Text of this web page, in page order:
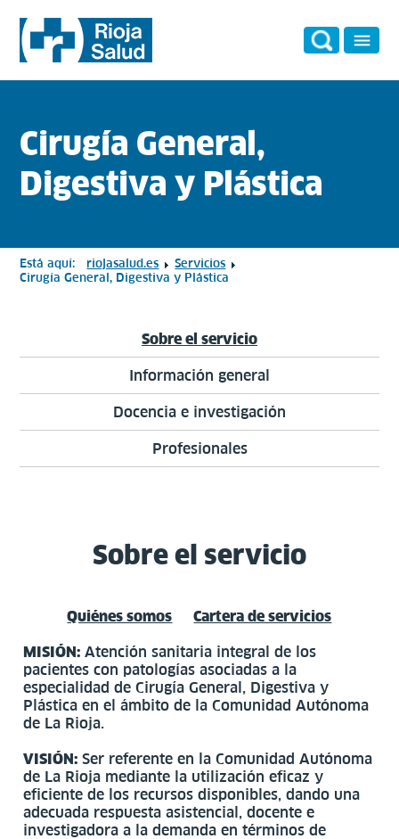
Cirugía General,
Digestiva y Plástica
Está aquí: riojasalud.es
Servicios
Cirugía General, Digestiva y Plástica
Sobre el servicio
Información general
Docencia e investigación
Profesionales
Sobre el servicio
Quiénes somos Cartera de servicios
MISIÓN: Atención sanitaria integral de los
pacientes con patologías asociadas a la
especialidad de Cirugía General, Digestiva y
Plástica en el ámbito de la Comunidad Autónoma
de La Rioja.
VISIÓN: Ser referente en la Comunidad Autónoma
de La Rioja mediante la utilización eficaz y
eficiente de los recursos disponibles, dando una
adecuada respuesta asistencial, docente e
investigadora a la demanda en términos de